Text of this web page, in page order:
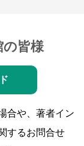
の皆様
合や、著者イン
するお問合せ